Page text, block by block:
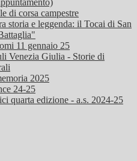
di corsa campestre
storia e leggenda: il Tocai di San
11 gennaio 25
Venezia Giulia - Storie di
2025
24-25
quarta edizione - a.s. 2024-25